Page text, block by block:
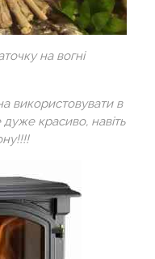
на вогні
використовувати в
дуже красиво, навіть